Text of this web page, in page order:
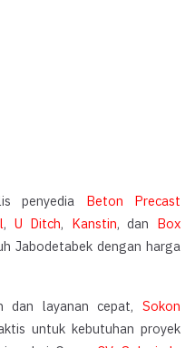
penyedia Beton Precast
, U Ditch, Kanstin, dan Box
Jabodetabek dengan harga
dan layanan cepat, Sokon
untuk kebutuhan proyek